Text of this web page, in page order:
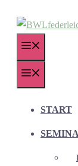
Inhalt
springen
START